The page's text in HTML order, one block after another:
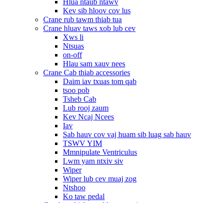
Kev sib hloov cov lus
Crane rub tawm thiab tua
Crane hluav taws xob lub cev
Xws li
Ntsuas
on-off
Hlau sam xauv nees
Crane Cab thiab accessories
Daim iav txuas tom qab
tsoo pob
Tsheb Cab
Lub rooj zaum
Kev Ncaj Ncees
Iav
Sab hauv cov vaj huam sib luag sab hauv
TSWV YIM
Mmnipulate Ventriculus
Lwm yam ntxiv siv
Wiper
Wiper lub cev muaj zog
Ntshoo
Ko taw pedal